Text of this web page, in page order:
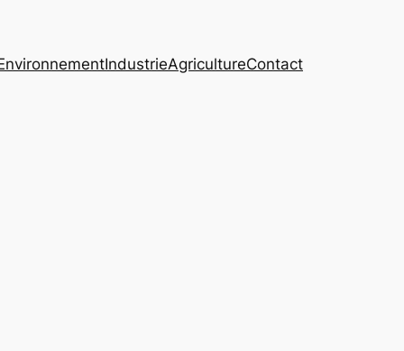
IndustrieAgricultureContact